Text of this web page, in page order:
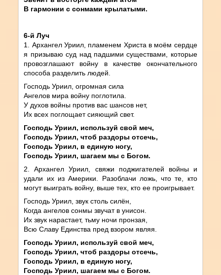
В гармонии с сонмами крылатыми.
6-й Луч
1. Архангел Уриил, пламенем Христа в моём сердце
я призываю суд над падшими существами, которые
провозглашают войну в качестве окончательного
способа разделить людей.
Господь Уриил, огромная сила
Ангелов мира войну поглотила.
У духов войны против вас шансов нет,
Их всех поглощает сияющий свет.
Господь Уриил, используй свой меч,
Господь Уриил, чтоб раздоры отсечь,
Господь Уриил, в единую ногу,
Господь Уриил, шагаем мы с Богом.
2. Архангел Уриил, свяжи поджигателей войны и
удали их из Америки. Разоблачи ложь, что те, кто
могут выиграть войну, выше тех, кто ее проигрывает.
Господь Уриил, звук столь силён,
Когда ангелов сонмы звучат в унисон.
Их звук нарастает, тьму ночи пронзая,
Всю Славу Единства пред взором являя.
Господь Уриил, используй свой меч,
Господь Уриил, чтоб раздоры отсечь,
Господь Уриил, в единую ногу,
Господь Уриил, шагаем мы с Богом.